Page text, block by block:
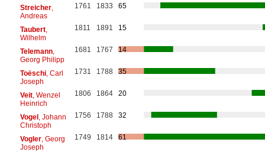
Streicher,
Andreas
1761 1833 65
Taubert,
Wilhelm
1811 1891 15
Telemann,
Georg Philipp
1681 1767 14
Toëschi, Carl
Joseph
1731 1788 35
Veit, Wenzel
Heinrich
1806 1864 20
Vogel, Johann
Christoph
1756 1788 32
Vogler, Georg
Joseph
1749 1814 61